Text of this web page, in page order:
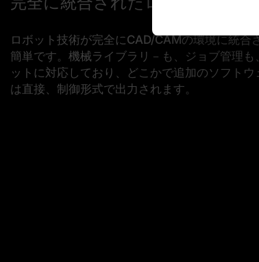
ロボット技術が完全にCAD/CAMの環境に統合
簡単です。機械ライブラリ－も、ジョブ管理
ットに対応しており、どこかで追加のソフトウ
は直接、制御形式で出力されます。